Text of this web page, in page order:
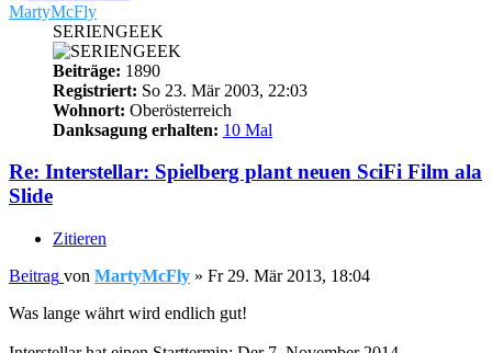
MartyMcFly
SERIENGEEK
Beiträge: 1890
Registriert: So 23. Mär 2003, 22:03
Wohnort: Oberösterreich
Danksagung erhalten: 10 Mal
Re: Interstellar: Spielberg plant neuen SciFi Film ala
Slide
Zitieren
Beitrag von MartyMcFly » Fr 29. Mär 2013, 18:04
Was lange währt wird endlich gut!